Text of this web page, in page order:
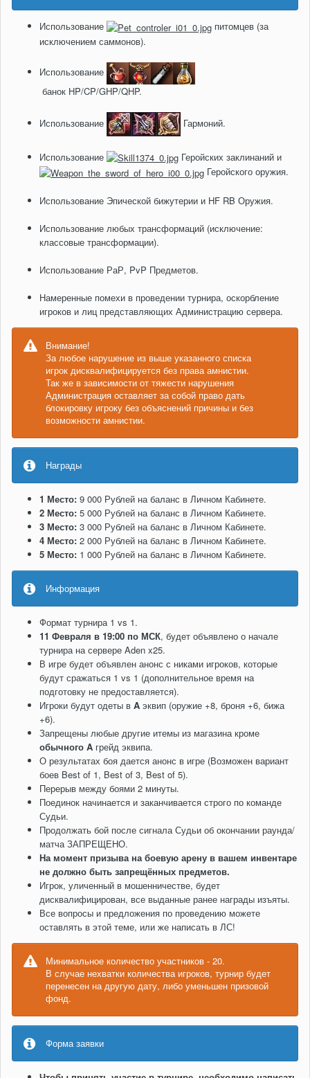
Использование
питомцев (за
исключением саммонов).
Использование
банок HP/CP/GHP/QHP.
Использование Гармоний.
Использование
Геройских заклинаний и
Геройского оружия.
Использование Эпической бижутерии и HF RB Оружия.
Использование любых трансформаций (исключение:
классовые трансформации).
Использование РаР, PvP Предметов.
Намеренные помехи в проведении турнира, оскорбление
игроков и лиц представляющих Администрацию сервера.
Внимание!
За любое нарушение из выше указанного списка
игрок дисквалифицируется без права амнистии.
Так же в зависимости от тяжести нарушения
Администрация оставляет за собой право дать
блокировку игроку без объяснений причины и без
возможности амнистии.
Награды
1 Место: 9 000 Рублей на баланс в Личном Кабинете.
2 Место: 5 000 Рублей на баланс в Личном Кабинете.
3 Место: 3 000 Рублей на баланс в Личном Кабинете.
4 Место: 2 000 Рублей на баланс в Личном Кабинете.
5 Место: 1 000 Рублей на баланс в Личном Кабинете.
Информация
Формат турнира 1 vs 1.
11 Февраля в 19:00 по МСК, будет объявлено о начале
турнира на сервере Aden x25.
В игре будет объявлен анонс с никами игроков, которые
будут сражаться 1 vs 1 (дополнительное время на
подготовку не предоставляется).
Игроки будут одеты в A эквип (оружие +8, броня +6, бижа
+6).
Запрещены любые другие итемы из магазина кроме
обычного A грейд эквипа.
О результатах боя дается анонс в игре (Возможен вариант
боев Best of 1, Best of 3, Best of 5).
Перерыв между боями 2 минуты.
Поединок начинается и заканчивается строго по команде
Судьи.
Продолжать бой после сигнала Судьи об окончании раунда/
матча ЗАПРЕЩЕНО.
На момент призыва на боевую арену в вашем инвентаре
не должно быть запрещённых предметов.
Игрок, уличенный в мошенничестве, будет
дисквалифицирован, все выданные ранее награды изъяты.
Все вопросы и предложения по проведению можете
оставлять в этой теме, или же написать в ЛС!
Минимальное количество участников - 20.
В случае нехватки количества игроков, турнир будет
перенесен на другую дату, либо уменьшен призовой
фонд.
Форма заявки